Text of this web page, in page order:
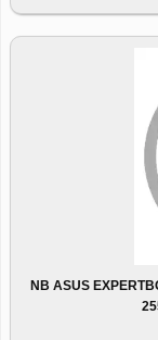
NB ASUS